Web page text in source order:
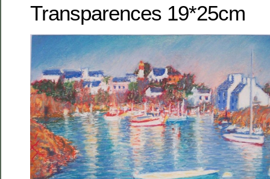
Transparences 19*25cm